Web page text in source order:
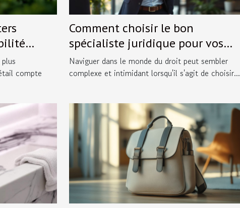
compte
Comment choisir le bon
spécialiste juridique pour vos
besoins spécifiques ?
Naviguer dans le monde du droit peut sembler
complexe et intimidant lorsqu'il s'agit de choisir...